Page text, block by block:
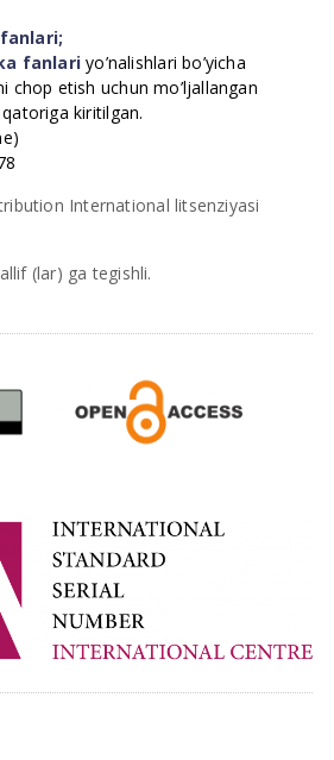
fanlari yo’nalishlari bo’yicha
chop etish uchun mo’ljallangan
kiritilgan.
International litsenziyasi
(lar) ga tegishli.